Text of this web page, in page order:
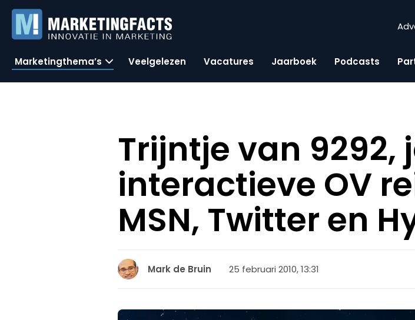
Marketingthema’s Veelgelezen Vacatures Jaarboek Podcasts
Trijntje van 9292,
interactieve OV
MSN, Twitter en
Mark de Bruin 25 februari 2010, 13:31